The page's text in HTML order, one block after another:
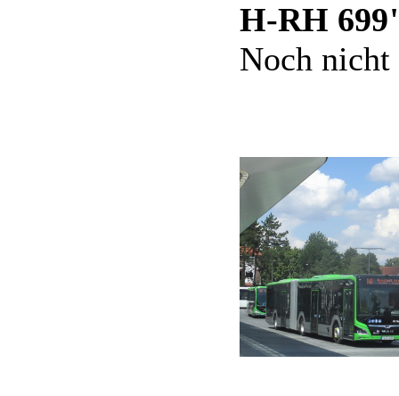
H-RH
Noch